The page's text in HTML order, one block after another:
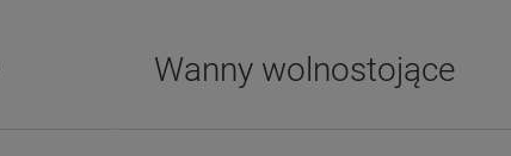
Wanny wolnostojące